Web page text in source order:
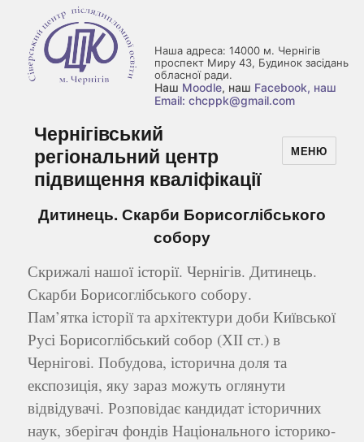
Наша адреса: 14000 м. Чернігів
проспект Миру 43, Будинок засідань
обласної ради.
Наш Moodle, наш Facebook, наш
Email: chcppk@gmail.com
Чернігівський
регіональний центр
підвищення кваліфікації
МЕНЮ
Дитинець. Скарби Борисоглібського
собору
Скрижалі нашої історії. Чернігів. Дитинець.
Скарби Борисоглібського собору.
Пам’ятка історії та архітектури доби Київської
Русі Борисоглібський собор (ХІІ ст.) в
Чернігові. Побудова, історична доля та
експозиція, яку зараз можуть оглянути
відвідувачі. Розповідає кандидат історичних
наук, зберігач фондів Національного історико-